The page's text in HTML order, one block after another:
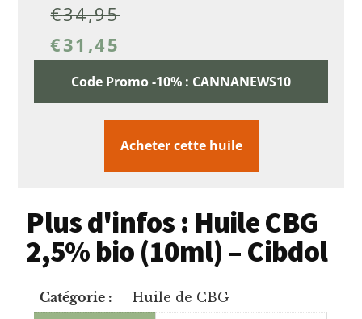
€34,95
€31,45
Code Promo -10% : CANNANEWS10
Acheter cette huile
Plus d'infos : Huile CBG
2,5% bio (10ml) – Cibdol
Catégorie :
Huile de CBG